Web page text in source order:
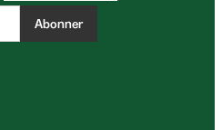
Abonner